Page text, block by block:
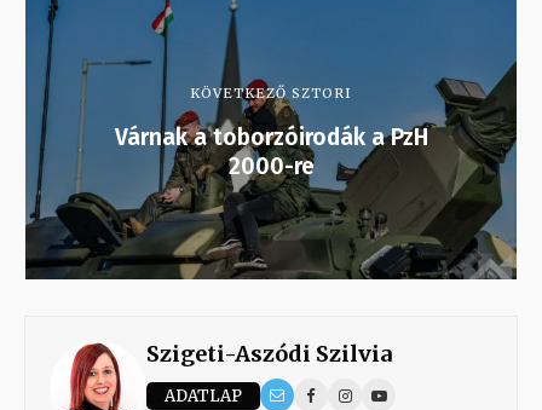
KÖVETKEZŐ SZTORI
Várnak a toborzóirodák a PzH
2000-re
Szigeti-Aszódi Szilvia
ADATLAP